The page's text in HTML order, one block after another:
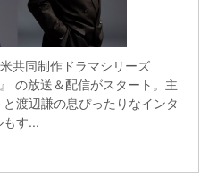
共同制作ドラマシリーズ
の放送＆配信がスタート。主
渡辺謙の息ぴったりなインタ
す...